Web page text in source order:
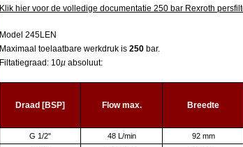
h
r
Klik hier voor de volledige documentatie 250 bar Rexroth
Model 245LEN
Maximaal toelaatbare werkdruk is 250 bar.
Filtatiegraad: 10µ absoluut:
Draad [BSP] Flow max. Breedte
G 1/2" 48 L/min 92 mm